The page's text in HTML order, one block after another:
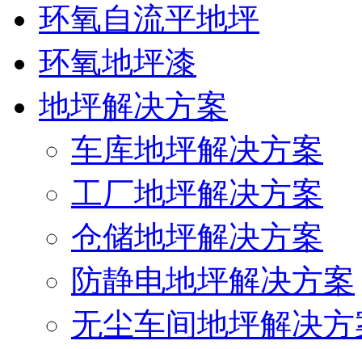
环氧自流平地坪
环氧地坪漆
地坪解决方案
车库地坪解决方案
工厂地坪解决方案
仓储地坪解决方案
防静电地坪解决方案
无尘车间地坪解决方